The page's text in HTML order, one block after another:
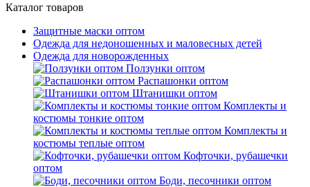
Каталог товаров
Защитные маски оптом
Одежда для недоношенных и маловесных детей
Одежда для новорожденных
Ползунки оптом
Распашонки оптом
Штанишки оптом
Комплекты и
костюмы тонкие оптом
Комплекты и
костюмы теплые оптом
Кофточки, рубашечки
оптом
Боди, песочники оптом